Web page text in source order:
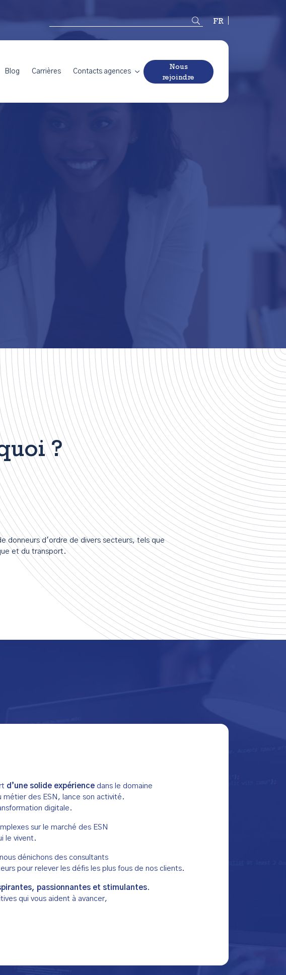
Blog Carrières Contacts agences
Nous
rejoindre
?
donneurs d'ordre de divers secteurs, tels que
et du transport.
d’une solide expérience dans le domaine
métier des ESN, lance son activité.
digitale.
sur le marché des ESN
le vivent.
dénichons des consultants
pour relever les défis les plus fous de nos clients.
passionnantes et stimulantes.
qui vous aident à avancer,